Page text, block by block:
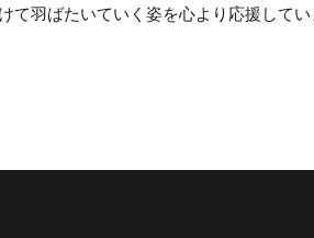
て羽ばたいていく姿を心より応援してい